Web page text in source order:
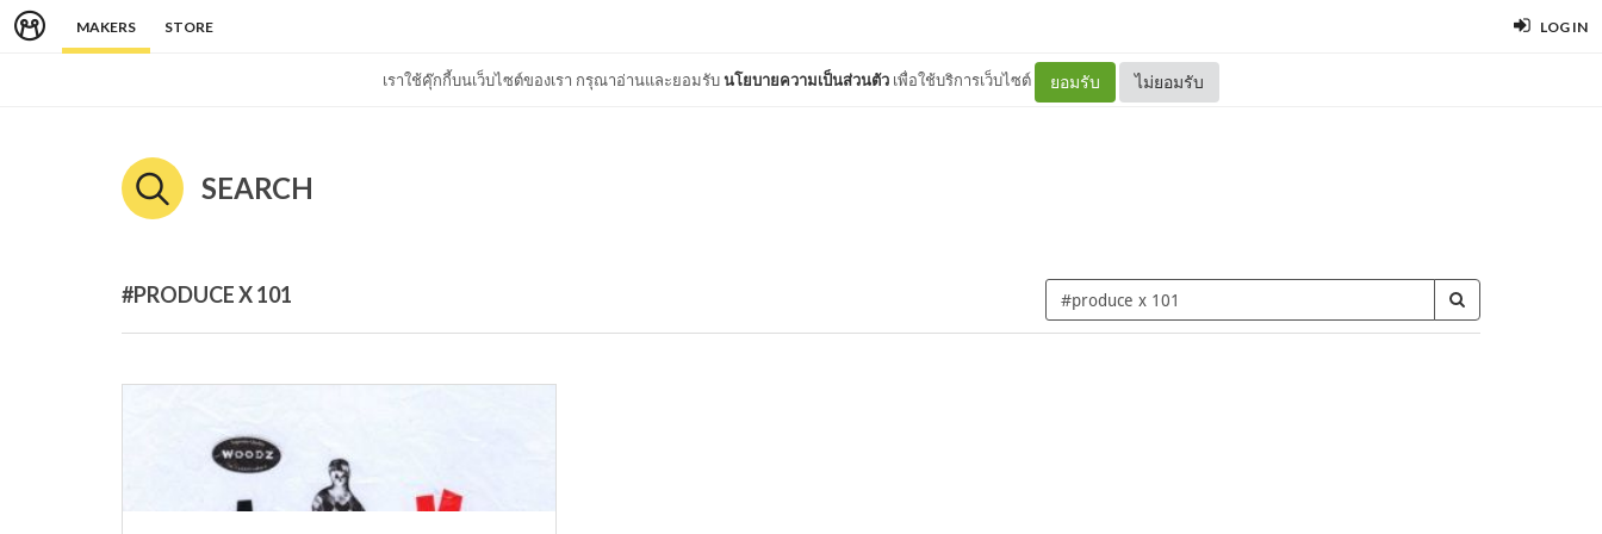
MAKERS STORE LOG IN
เราใช้คุ๊กกี้บนเว็บไซต์ของเรา กรุณาอ่านและยอมรับนโยบายความเป็นส่วนตัว เพื่อใช้บริการเว็บไซต์ ยอมรับ ไม่ยอมรับ
SEARCH
#PRODUCE X 101